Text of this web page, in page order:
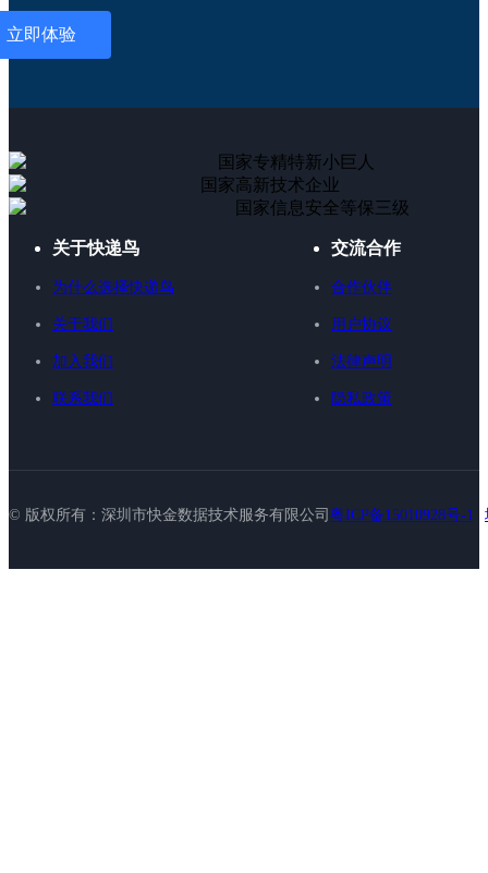
立即体验
国家专精特新小巨人
国家高新技术企业
国家信息安全等保三级
关于快递鸟
为什么选择快递鸟
关于我们
加入我们
联系我们
交流合作
合作伙伴
用户协议
法律声明
隐私政策
© 版权所有：深圳市快金数据技术服务有限公司 粤ICP备15010928号-1